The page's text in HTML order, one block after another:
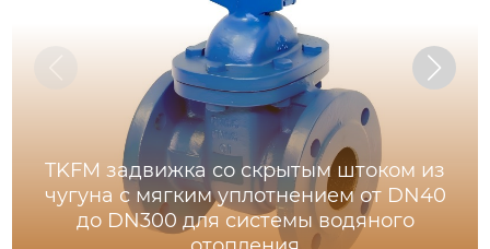
TKFM задвижка со скрытым штоком из
чугуна с мягким уплотнением от DN40
до DN300 для системы водяного